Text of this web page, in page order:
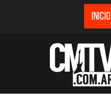
INICIO